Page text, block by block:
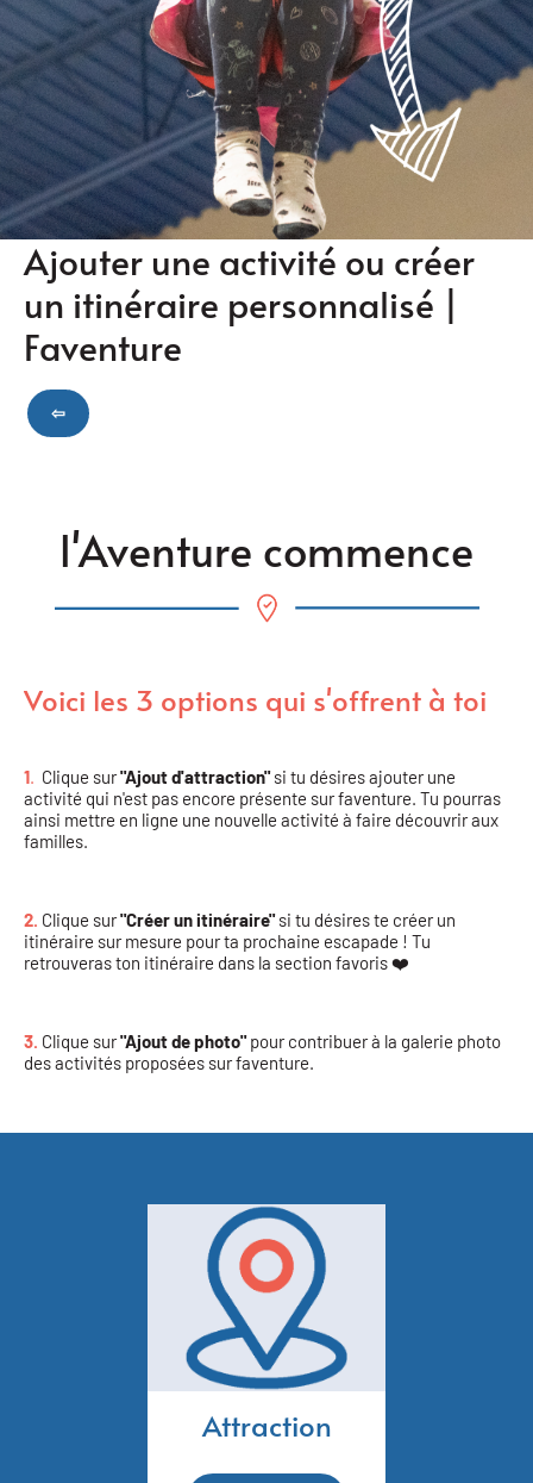
Ajouter une activité ou créer
un itinéraire personnalisé |
Faventure
⇦
l'Aventure commence
Voici les 3 options qui s'offrent à toi
1 Clique sur"Ajout d'attraction"si tu désires ajouter une
activité qui n'est pas encore présente sur faventure. Tu pourras
ainsi mettre en ligne une nouvelle activité à faire découvrir aux
familles.
2. Clique sur"Créer un itinéraire"si tu désires te créer un
itinéraire sur mesure pour ta prochaine escapade ! Tu
retrouveras ton itinéraire dans la section favoris ❤️
3. Clique sur"Ajout de photo"pour contribuer à la galerie photo
des activités proposées sur faventure.
Attraction